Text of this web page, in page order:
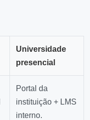
Universidade
presencial
Portal da
instituição + LMS
interno.